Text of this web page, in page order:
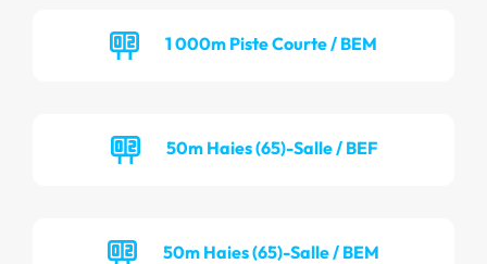
1 000m Piste Courte / BEM
50m Haies (65)-Salle / BEF
50m Haies (65)-Salle / BEM